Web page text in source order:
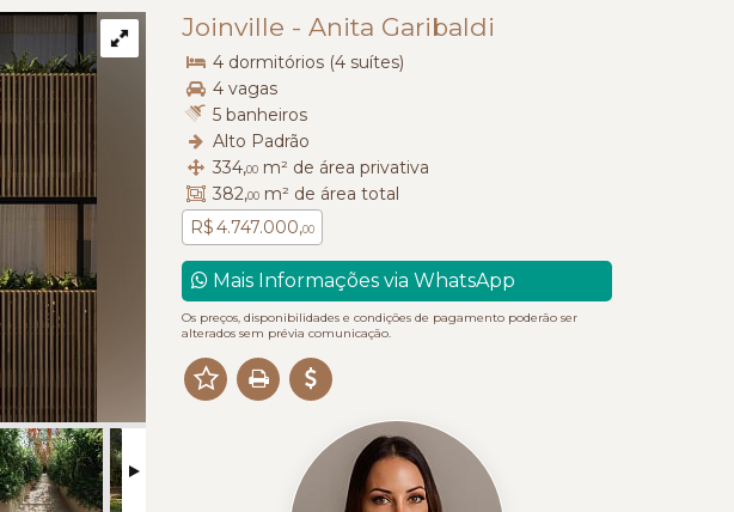
Joinville - Anita Garibaldi
4 dormitórios (4 suítes)
4 vagas
5 banheiros
Alto Padrão
334,00 m² de área privativa
382,00 m² de área total
R$ 4.747.000,00
Mais Informações via WhatsApp
Os preços, disponibilidades e condições de pagamento poderão ser
alterados sem prévia comunicação.